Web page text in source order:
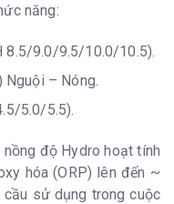
lực nước tại nguồn
ion kiềm thì vòi phụ
tùy nhu cầu công
đa năng, ưu việt
thân thiện dễ sử dụng,
định tiếng Việt, Anh)
năng:
8.5/9.0/9.5/10.0/10.5).
Nguội – Nóng.
5.0/5.5).
độ Hydro hoạt tính
hóa (ORP) lên đến ~
cầu sử dụng trong cuộc